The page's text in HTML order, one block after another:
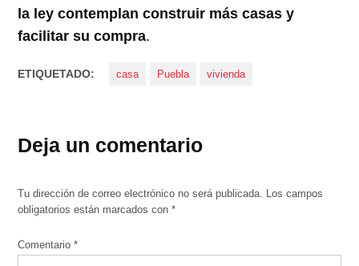
la ley contemplan construir más casas y
facilitar su compra.
ETIQUETADO: casa Puebla vivienda
Deja un comentario
Tu dirección de correo electrónico no será publicada. Los campos
obligatorios están marcados con*
Comentario*